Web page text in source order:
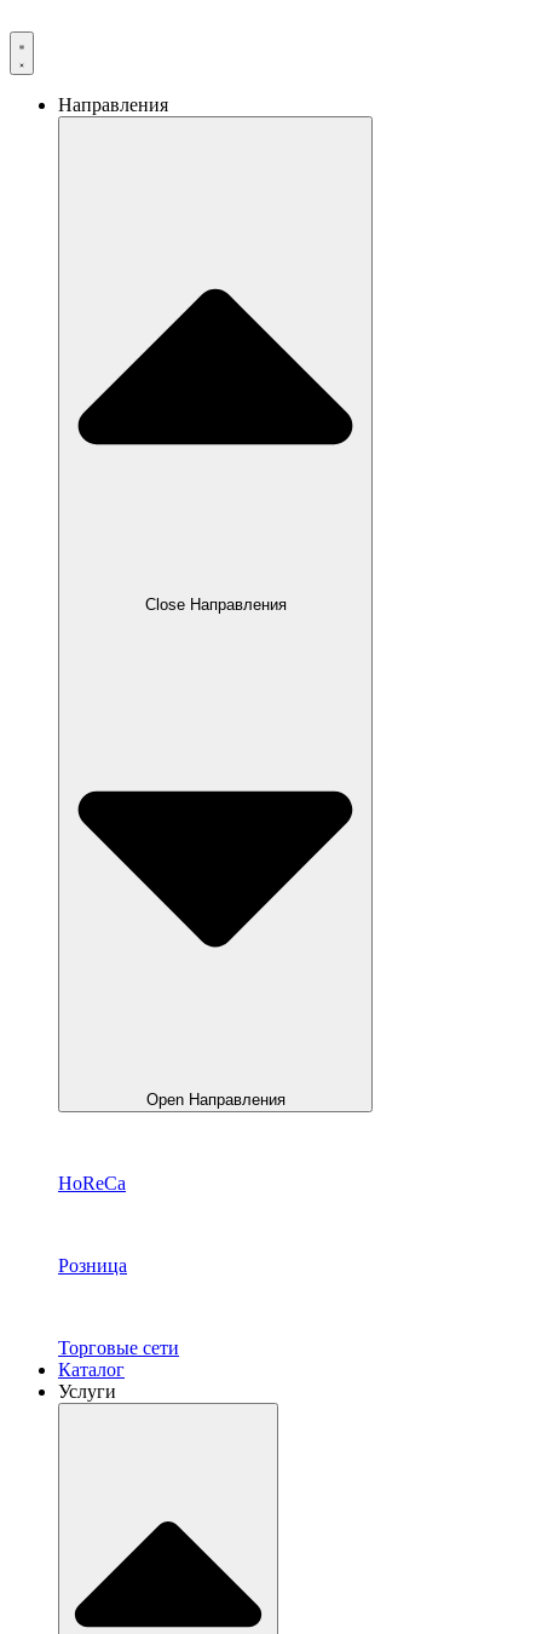
Направления
Close Направления
Open Направления
HoReCa
Розница
Торговые сети
Каталог
Услуги